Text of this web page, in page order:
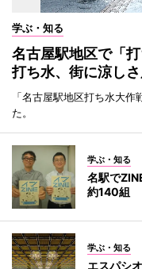
学ぶ・知る
名古屋駅地区で「
打ち水、街に涼し
「名古屋駅地区打ち水大
た。
学ぶ・知る
名駅で
約140組
学ぶ・知る
エスパシ